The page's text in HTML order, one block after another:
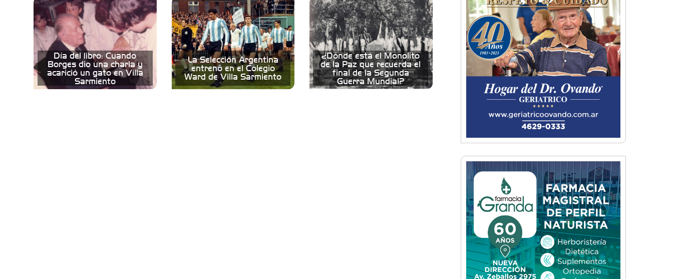
Día del libro: Cuando
Borges dio una charla y
acarició un gato en Villa
Sarmiento
La Selección Argentina
entrenó en el Colegio
Ward de Villa Sarmiento
¿Dónde está el Monolito
de la Paz que recuerda el
final de la Segunda
Guerra Mundial?